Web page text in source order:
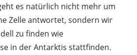
es natürlich nicht mehr um
Zelle antwortet, sondern wir
zu finden wie
in der Antarktis stattfinden.